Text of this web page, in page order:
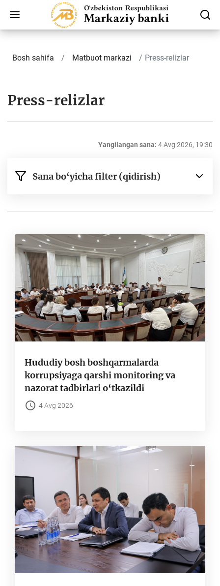
Bosh sahifa Matbuot markazi Press-relizlar
Press-relizlar
Yangilangan sana: 4 Avg 2026, 19:30
Sana bo‘yicha filter (qidirish)
Chiqarish
Hududiy bosh boshqarmalarda
korrupsiyaga qarshi monitoring va
nazorat tadbirlari o‘tkazildi
4 Avg 2026